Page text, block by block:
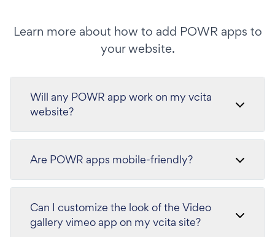
Learn more about how to add POWR apps to
your website.
Will any POWR app work on my vcita
website?
Are POWR apps mobile-friendly?
Can I customize the look of the Video
gallery vimeo app on my vcita site?